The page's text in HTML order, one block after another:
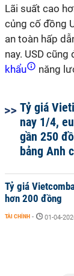
Lãi suất cao
củng cố đồng
an toàn hấp
nay. USD
khẩu
năng
Tỷ giá
nay 1/4,
gần 250
bảng Anh
Tỷ giá
hơn 200 đồng
TÀI CHÍNH - 01-04-